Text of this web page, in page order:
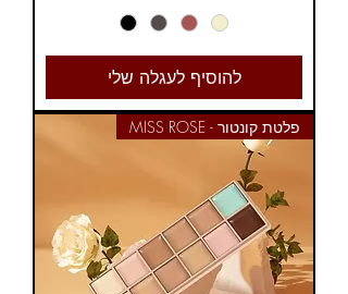
להוסיף לעגלה שלי
פלטת קונטור - MISS ROSE